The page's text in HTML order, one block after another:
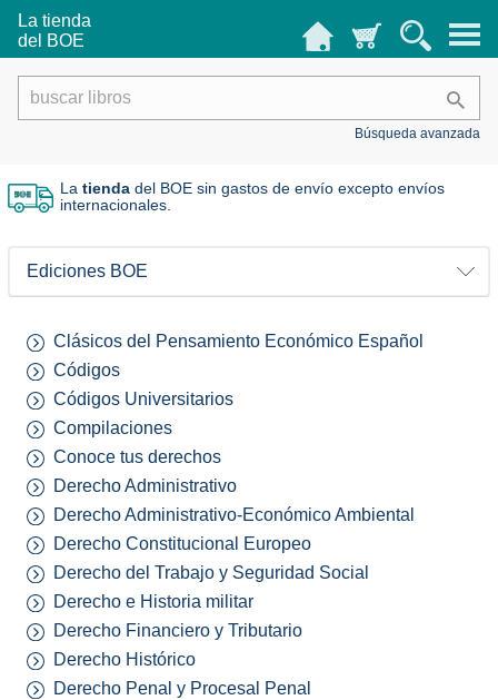
La tienda
del BOE
Búsqueda avanzada
Latienda del BOE sin gastos de envío excepto envíos
internacionales.
Ediciones BOE
Clásicos del Pensamiento Económico Español
Códigos
Códigos Universitarios
Compilaciones
Conoce tus derechos
Derecho Administrativo
Derecho Administrativo-Económico Ambiental
Derecho Constitucional Europeo
Derecho del Trabajo y Seguridad Social
Derecho e Historia militar
Derecho Financiero y Tributario
Derecho Histórico
Derecho Penal y Procesal Penal